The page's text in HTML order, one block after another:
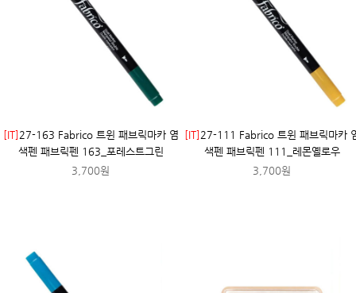
[IT] 27-163 Fabrico 트윈 패브릭마카 염
색펜 패브릭펜 163_포레스트그린
3,700원
[IT] 27-111 Fabrico 트윈 패브릭마카
색펜 패브릭펜 111_레몬옐로우
3,700원